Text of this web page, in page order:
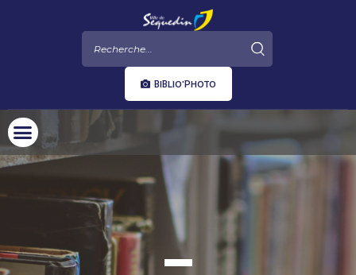
BIBLIO'PHOTO